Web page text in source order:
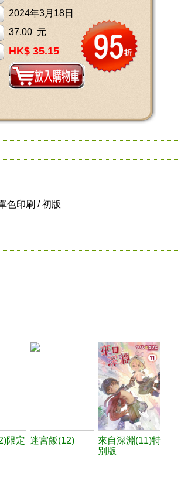
2024年3月18日
37.00 元
HK$ 35.15
色印刷 / 初版
限定 迷宮飯(12)
來自深淵(11)特
別版